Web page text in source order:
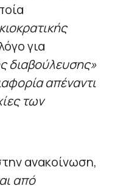
για
διαβούλευσης»
απέναντι
των
ανακοίνωση,
από